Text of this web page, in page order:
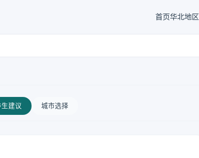
首页华北地区
生建议 城市选择